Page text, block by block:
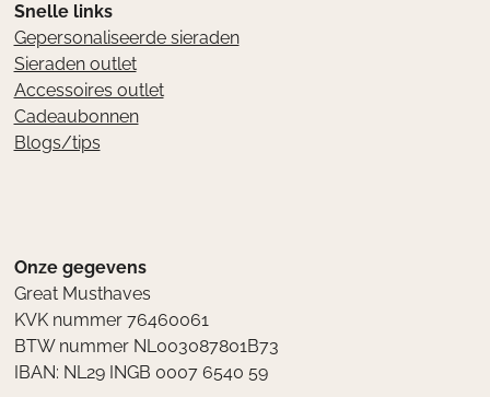
Snelle links
Gepersonaliseerde sieraden
Sieraden outlet
Accessoires outlet
Cadeaubonnen
Blogs/tips
Onze gegevens
Great Musthaves
KVK nummer 76460061
BTW nummer NL003087801B73
IBAN: NL29 INGB 0007 6540 59